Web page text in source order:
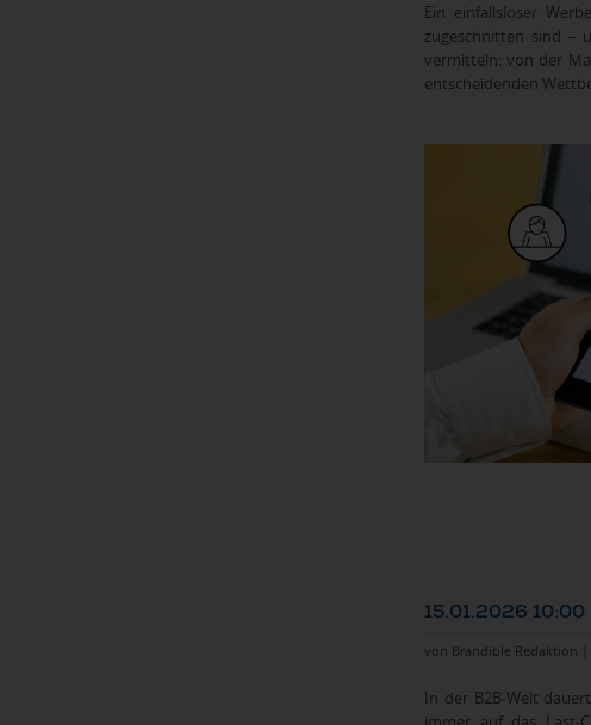
Ein einfallsloser
zugeschnitten sind –
vermitteln: von der
entscheidenden
15.01.2026 10:00
von Brandible Redaktion |
In der B2B-Welt